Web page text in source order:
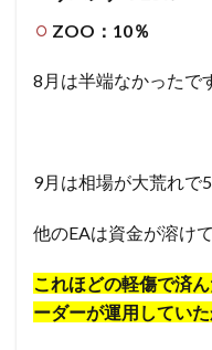
ZOO：10％
8月は半端なかったで
9月は相場が大荒れで
他のEAは資金が溶け
これほどの軽傷で済
ーダーが運用していた